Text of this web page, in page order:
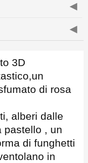
3D
di rosa
alberi dalle
pastello , un
di funghetti
in